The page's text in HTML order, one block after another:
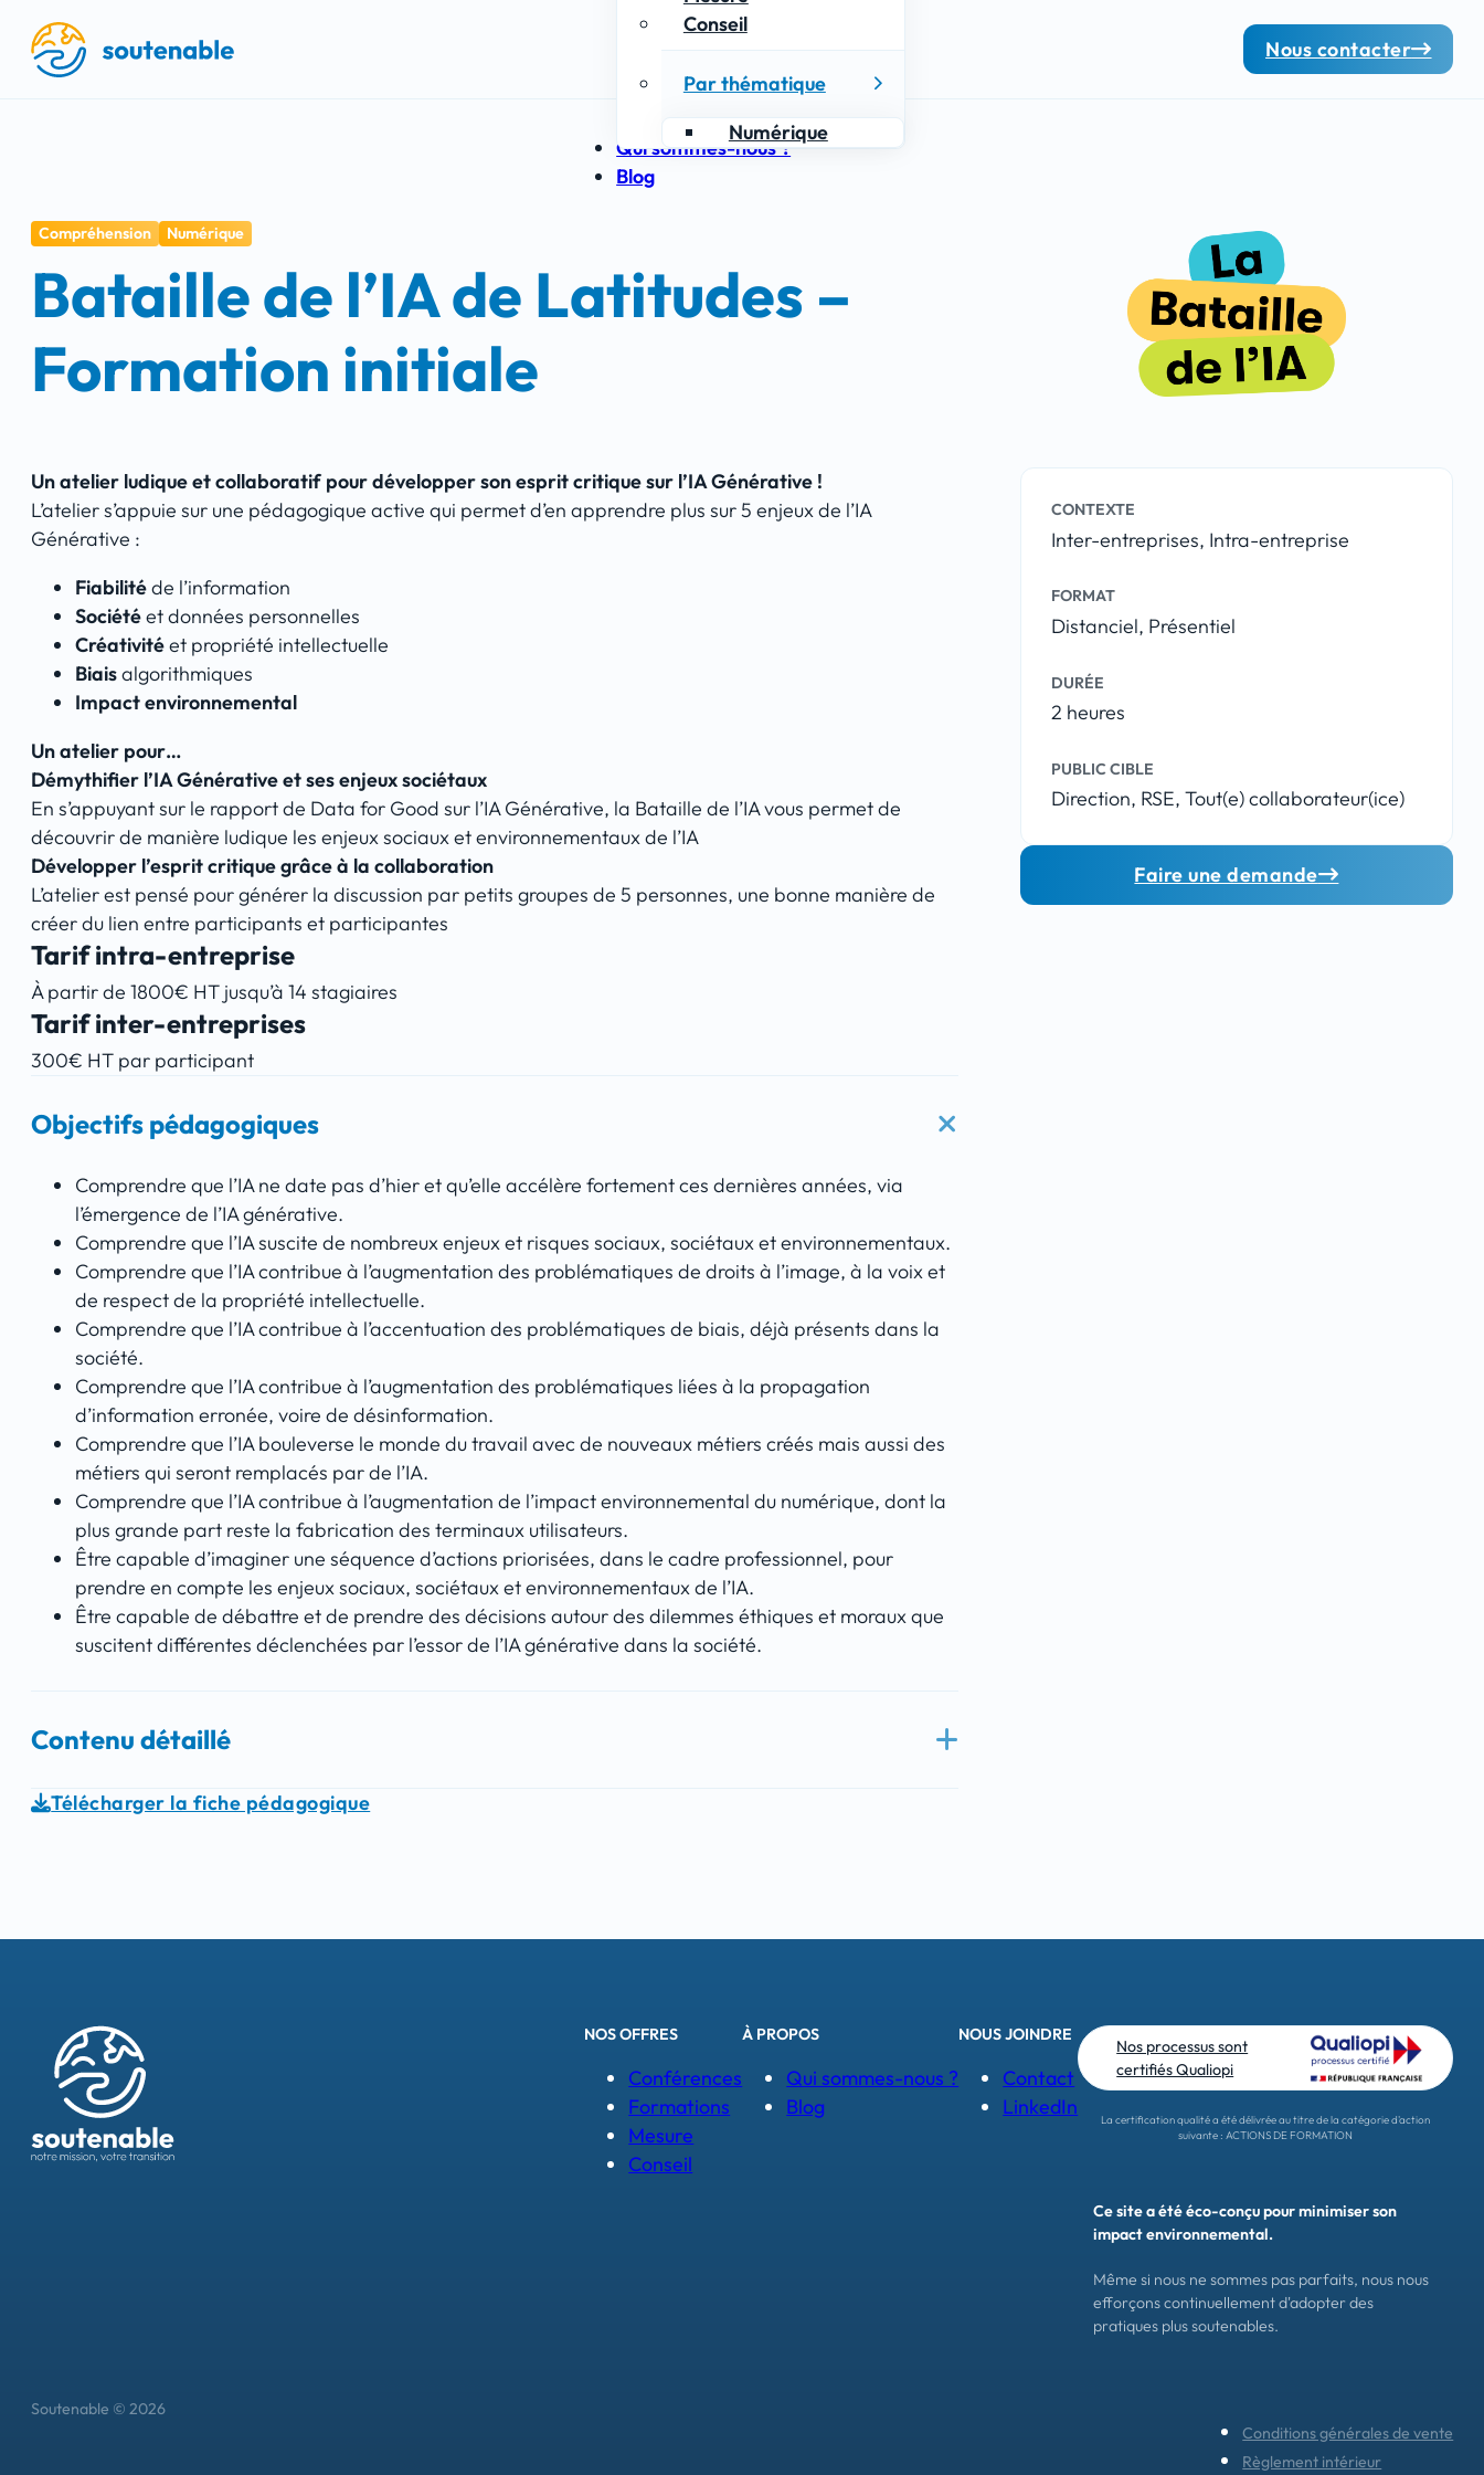
Conseil
Par thématique
Numérique
Qui sommes-nous ?
Blog
Nous contacter
Compréhension Numérique
Bataille de l’IA de Latitudes –
Formation initiale
Un atelier ludique et collaboratif pour développer son esprit critique sur l’IA Générative !
L’atelier s’appuie sur une pédagogique active qui permet d’en apprendre plus sur 5 enjeux de l’IA
Générative :
Fiabilitéde l’information
Sociétéet données personnelles
Créativitéet propriété intellectuelle
Biaisalgorithmiques
Impact environnemental
Un atelier pour…
Démythifier l’IA Générative et ses enjeux sociétaux
En s’appuyant sur le rapport de Data for Good sur l’IA Générative, la Bataille de l’IA vous permet de
découvrir de manière ludique les enjeux sociaux et environnementaux de l’IA
Développer l’esprit critique grâce à la collaboration
L’atelier est pensé pour générer la discussion par petits groupes de 5 personnes, une bonne manière de
créer du lien entre participants et participantes
Tarif intra-entreprise
À partir de 1800€ HT jusqu’à 14 stagiaires
Tarif inter-entreprises
300€ HT par participant
Objectifs pédagogiques
Comprendre que l’IA ne date pas d’hier et qu’elle accélère fortement ces dernières années, via
l’émergence de l’IA générative.
Comprendre que l’IA suscite de nombreux enjeux et risques sociaux, sociétaux et environnementaux.
Comprendre que l’IA contribue à l’augmentation des problématiques de droits à l’image, à la voix et
de respect de la propriété intellectuelle.
Comprendre que l’IA contribue à l’accentuation des problématiques de biais, déjà présents dans la
société.
Comprendre que l’IA contribue à l’augmentation des problématiques liées à la propagation
d’information erronée, voire de désinformation.
Comprendre que l’IA bouleverse le monde du travail avec de nouveaux métiers créés mais aussi des
métiers qui seront remplacés par de l’IA.
Comprendre que l’IA contribue à l’augmentation de l’impact environnemental du numérique, dont la
plus grande part reste la fabrication des terminaux utilisateurs.
Être capable d’imaginer une séquence d’actions priorisées, dans le cadre professionnel, pour
prendre en compte les enjeux sociaux, sociétaux et environnementaux de l’IA.
Être capable de débattre et de prendre des décisions autour des dilemmes éthiques et moraux que
suscitent différentes déclenchées par l’essor de l’IA générative dans la société.
Contenu détaillé
Télécharger la fiche pédagogique
CONTEXTE
Inter-entreprises, Intra-entreprise
FORMAT
Distanciel, Présentiel
DURÉE
2 heures
PUBLIC CIBLE
Direction, RSE, Tout(e) collaborateur(ice)
Faire une demande
NOS OFFRES
Conférences
Formations
Mesure
Conseil
À PROPOS
Qui sommes-nous ?
Blog
NOUS JOINDRE
Contact
LinkedIn
Nos processus sont
certifiés Qualiopi
La certification qualité a été délivrée au titre de la catégorie d'action
suivante : ACTIONS DE FORMATION
Ce site a été éco-conçu pour minimiser son
impact environnemental.
Même si nous ne sommes pas parfaits, nous nous
efforçons continuellement d'adopter des
pratiques plus soutenables.
Soutenable © 2026
Conditions générales de vente
Règlement intérieur